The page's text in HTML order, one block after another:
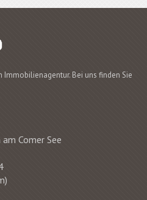
Bei uns finden Sie
Comer See